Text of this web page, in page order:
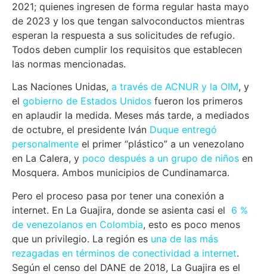
2021; quienes ingresen de forma regular hasta mayo
de 2023 y los que tengan salvoconductos mientras
esperan la respuesta a sus solicitudes de refugio.
Todos deben cumplir los requisitos que establecen
las normas mencionadas.
Las Naciones Unidas, a través de ACNUR y la OIM, y
el gobierno de Estados Unidos fueron los primeros
en aplaudir la medida. Meses más tarde, a mediados
de octubre, el presidente Iván Duque entregó
personalmente el primer “plástico” a un venezolano
en La Calera, y poco después a un grupo de niños en
Mosquera. Ambos municipios de Cundinamarca.
Pero el proceso pasa por tener una conexión a
internet. En La Guajira, donde se asienta casi el 6 %
de venezolanos en Colombia, esto es poco menos
que un privilegio. La región es una de las más
rezagadas en términos de conectividad a internet.
Según el censo del DANE de 2018, La Guajira es el